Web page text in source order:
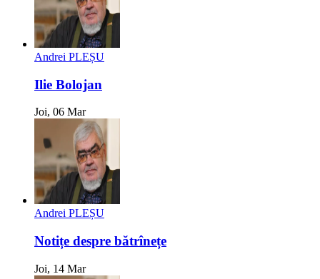
Andrei PLEȘU
Ilie Bolojan
Joi, 06 Mar
Andrei PLEȘU
Notițe despre bătrînețe
Joi, 14 Mar